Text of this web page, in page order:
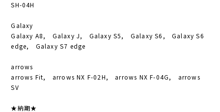
SH-04H
Galaxy
Galaxy A8, Galaxy J, Galaxy S5, Galaxy S6, Galaxy S6
edge, Galaxy S7 edge
arrows
arrows Fit, arrows NX F-02H, arrows NX F-04G, arrows
SV
★納期★